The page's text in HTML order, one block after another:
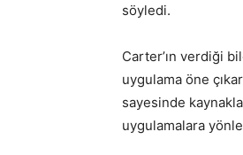
söyledi.
Carter’ın verdiği
uygulama öne
sayesinde
uygulamalara